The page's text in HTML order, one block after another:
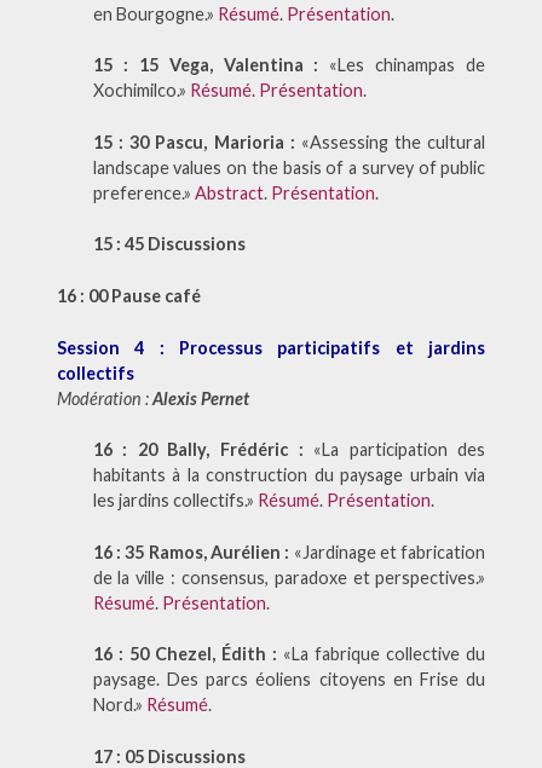
en Bourgogne.» Résumé. Présentation.
15 : 15 Vega, Valentina : «Les chinampas de
Xochimilco.» Résumé. Présentation.
15 : 30 Pascu, Marioria : «Assessing the cultural
landscape values on the basis of a survey of public
preference.» Abstract. Présentation.
15 : 45 Discussions
16 : 00 Pause café
Session 4 : Processus participatifs et jardins
collectifs
Modération :Alexis Pernet
16 : 20 Bally, Frédéric : «La participation des
habitants à la construction du paysage urbain via
les jardins collectifs.» Résumé. Présentation.
16 : 35 Ramos, Aurélien : «Jardinage et fabrication
de la ville : consensus, paradoxe et perspectives.»
Résumé. Présentation.
16 : 50 Chezel, Édith : «La fabrique collective du
paysage. Des parcs éoliens citoyens en Frise du
Nord.» Résumé.
17 : 05 Discussions